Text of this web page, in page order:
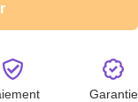
Garantie